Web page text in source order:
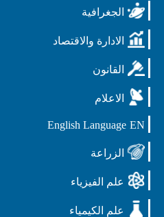
الجغرافية
الادارة والاقتصاد
القانون
الاعلام
EN
English Language
الزراعة
علم الفيزياء
علم الكيمياء